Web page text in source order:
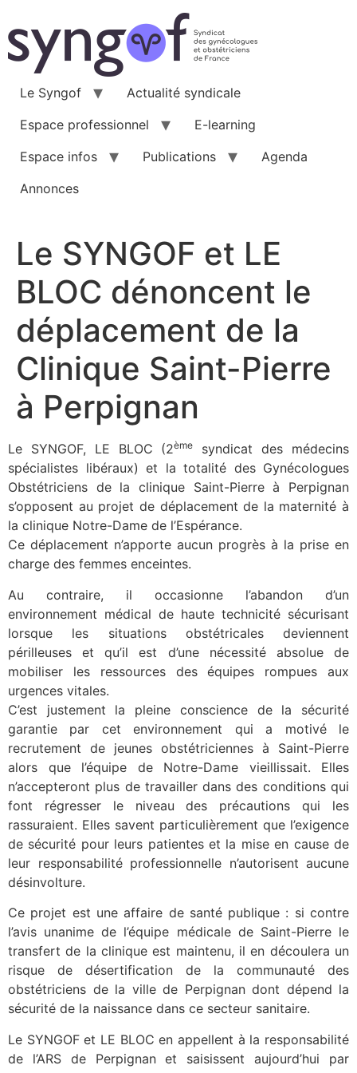
au
contenu
Le Syngof
Actualité syndicale
Espace professionnel
E-learning
Espace infos
Publications
Agenda
Annonces
Le SYNGOF et LE
BLOC dénoncent le
déplacement de la
Clinique Saint-Pierre
à Perpignan
Le SYNGOF, LE BLOC (2ème
syndicat des médecins
spécialistes libéraux) et la totalité des Gynécologues
Obstétriciens de la clinique Saint-Pierre à Perpignan
s’opposent au projet de déplacement de la maternité à
la clinique Notre-Dame de l’Espérance.
Ce déplacement n’apporte aucun progrès à la prise en
charge des femmes enceintes.
Au contraire, il occasionne l’abandon d’un
environnement médical de haute technicité sécurisant
lorsque les situations obstétricales deviennent
périlleuses et qu’il est d’une nécessité absolue de
mobiliser les ressources des équipes rompues aux
urgences vitales.
C’est justement la pleine conscience de la sécurité
garantie par cet environnement qui a motivé le
recrutement de jeunes obstétriciennes à Saint-Pierre
alors que l’équipe de Notre-Dame vieillissait. Elles
n’accepteront plus de travailler dans des conditions qui
font régresser le niveau des précautions qui les
rassuraient. Elles savent particulièrement que l’exigence
de sécurité pour leurs patientes et la mise en cause de
leur responsabilité professionnelle n’autorisent aucune
désinvolture.
Ce projet est une affaire de santé publique : si contre
l’avis unanime de l’équipe médicale de Saint-Pierre le
transfert de la clinique est maintenu, il en découlera un
risque de désertification de la communauté des
obstétriciens de la ville de Perpignan dont dépend la
sécurité de la naissance dans ce secteur sanitaire.
Le SYNGOF et LE BLOC en appellent à la responsabilité
de l’ARS de Perpignan et saisissent aujourd’hui par